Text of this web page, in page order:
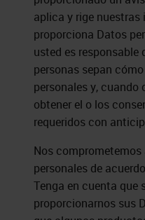
aplica y rige
proporciona Datos
usted es responsable
personas sepan
personales y, cuando
obtener el o los
requeridos con
Nos
personales de
Tenga en cuenta que
proporcionarnos sus